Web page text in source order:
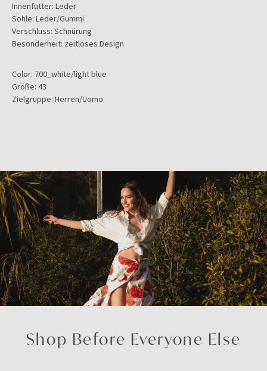
Innenfutter: Leder
Sohle: Leder/Gummi
Verschluss: Schnürung
Besonderheit: zeitloses Design
Color: 700_white/light blue
Größe: 43
Zielgruppe: Herren/Uomo
Shop Before Everyone Else